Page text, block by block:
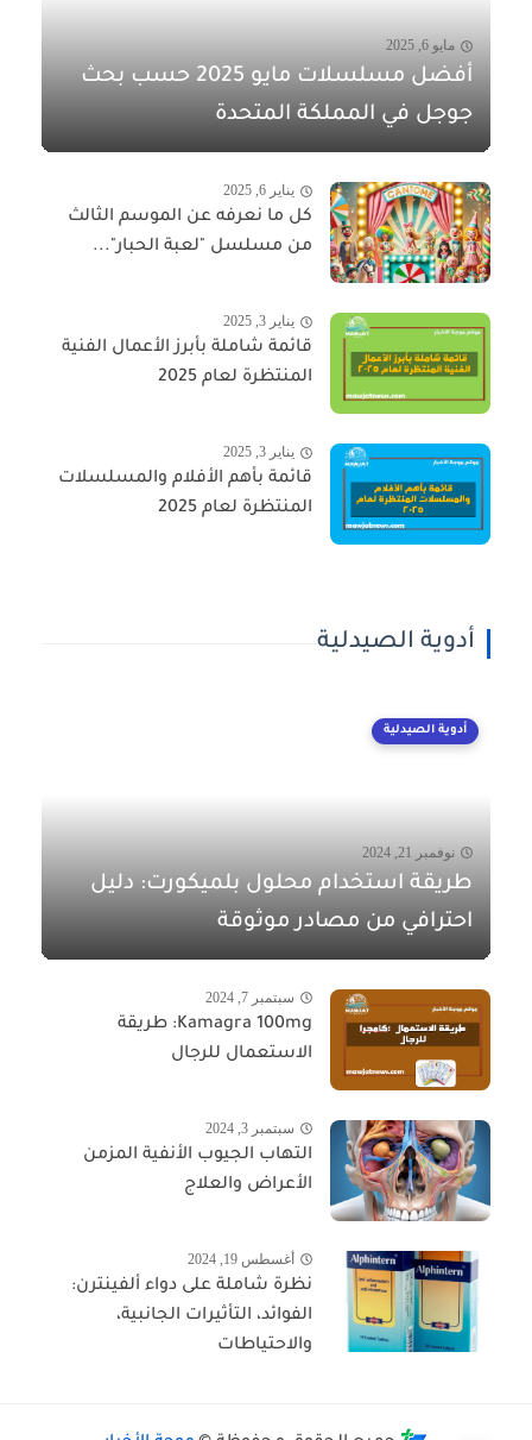
مايو 6, 2025
أفضل مسلسلات مايو 2025 حسب بحث
جوجل في المملكة المتحدة
يناير 6, 2025
كل ما نعرفه عن الموسم الثالث
من مسلسل "لعبة الحبار"...
يناير 3, 2025
قائمة شاملة بأبرز الأعمال الفنية
المنتظرة لعام 2025
يناير 3, 2025
قائمة بأهم الأفلام والمسلسلات
المنتظرة لعام 2025
أدوية الصيدلية
أدوية الصيدلية
نوفمبر 21, 2024
طريقة استخدام محلول بلميكورت: دليل
احترافي من مصادر موثوقة
سبتمبر 7, 2024
Kamagra 100mg: طريقة
الاستعمال للرجال
سبتمبر 3, 2024
التهاب الجيوب الأنفية المزمن
الأعراض والعلاج
أغسطس 19, 2024
نظرة شاملة على دواء ألفينترن:
الفوائد، التأثيرات الجانبية،
والاحتياطات